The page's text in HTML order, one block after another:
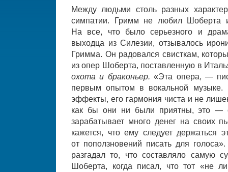
Между людьми столь разных
симпатии. Гримм не любил Шоберта
На все, что было серьезного и
выходца из Силезии, отзывалось
Гримма. Он радовался свисткам,
из опер Шоберта, поставленную в
охота и браконьер.«Эта опера, —
первым опытом в вокальной музыке.
эффекты, его гармония чиста и не
как бы они ни были приятны, это —
зарабатывает много денег на своих
кажется, что ему следует держаться
от поползновений писать для
разгадал то, что составляло самую
Шоберта, когда писал, что тот «не